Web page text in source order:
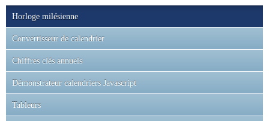
Horloge milésienne
Convertisseur de calendrier
Chiffres clés annuels
Démonstrateur calendriers Javascript
Tableurs